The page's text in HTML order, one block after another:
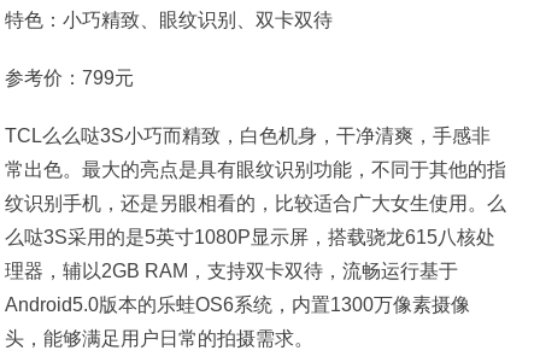
特色：小巧精致、眼纹识别、双卡双待
参考价：799元
TCL么么哒3S小巧而精致，白色机身，干净清爽，手感非
常出色。最大的亮点是具有眼纹识别功能，不同于其他的指
纹识别手机，还是另眼相看的，比较适合广大女生使用。么
么哒3S采用的是5英寸1080P显示屏，搭载骁龙615八核处
理器，辅以2GB RAM，支持双卡双待，流畅运行基于
Android5.0版本的乐蛙OS6系统，内置1300万像素摄像
头，能够满足用户日常的拍摄需求。